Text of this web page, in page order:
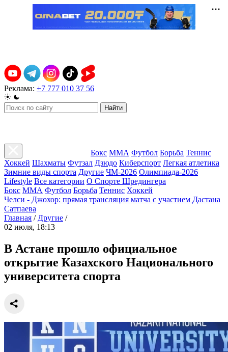
Реклама: +7 777 010 37 56
Найти
Бокс ММА Футбол Борьба Теннис
Хоккей Шахматы Футзал Дзюдо Киберспорт Легкая атлетика
Зимние виды спорта Другие ЧМ-2026 Олимпиада-2026
Lifestyle Все категории О Спорте Шредингера
Бокс ММА Футбол Борьба Теннис Хоккей
Челси - Джохор: прямая трансляция матча с участием Дастана
Сатпаева
Главная / Другие /
02 июля, 18:13
В Астане прошло официальное
открытие Казахского Национального
университета спорта